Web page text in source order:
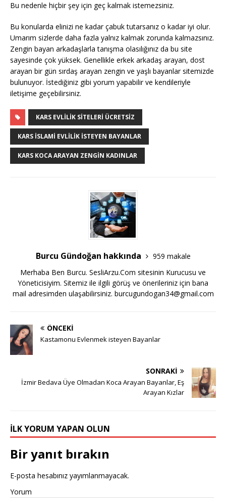
Bu nedenle hiçbir şey için geç kalmak istemezsiniz.
Bu konularda elinizi ne kadar çabuk tutarsanız o kadar iyi olur.
Umarım sizlerde daha fazla yalnız kalmak zorunda kalmazsınız.
Zengin bayan arkadaşlarla tanışma olasılığınız da bu site
sayesinde çok yüksek. Genellikle erkek arkadaş arayan, dost
arayan bir gün sırdaş arayan zengin ve yaşlı bayanlar sitemizde
bulunuyor. İstediğiniz gibi yorum yapabilir ve kendileriyle
iletişime geçebilirsiniz.
KARS EVLILIK SITELERI ÜCRETSIZ
KARS İSLAMI EVLILIK İSTEYEN BAYANLAR
KARS KOCA ARAYAN ZENGIN KADINLAR
Burcu Gündoğan hakkında
959 makale
Merhaba Ben Burcu. SesliArzu.Com sitesinin Kurucusu ve
Yöneticisiyim. Sitemiz ile ilgili görüş ve önerileriniz için bana
mail adresimden ulaşabilirsiniz. burcugundogan34@gmail.com
ÖNCEKI
Kastamonu Evlenmek isteyen Bayanlar
SONRAKI
İzmir Bedava Üye Olmadan Koca Arayan Bayanlar, Eş
Arayan Kızlar
İLK YORUM YAPAN OLUN
Bir yanıt bırakın
E-posta hesabınız yayımlanmayacak.
Yorum